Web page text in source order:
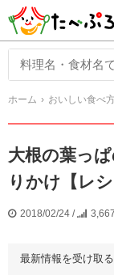
ホーム おいしい食べ
大根の葉っ
りかけ【レシ
2018/02/24 /
最新情報を受け取る